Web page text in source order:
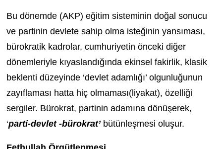
Bu dönemde (AKP) eğitim sisteminin doğal sonucu
ve partinin devlete sahip olma isteğinin yansıması,
bürokratik kadrolar, cumhuriyetin önceki diğer
dönemleriyle kıyaslandığında ekinsel fakirlik, klasik
beklenti düzeyinde ‘devlet adamlığı’ olgunluğunun
zayıflaması hatta hiç olmaması(liyakat), özelliği
sergiler. Bürokrat, partinin adamına dönüşerek,
‘parti-devlet -bürokrat’bütünleşmesi oluşur.